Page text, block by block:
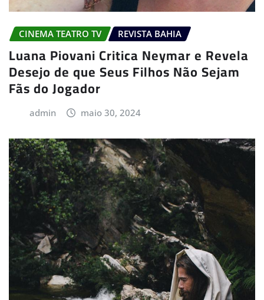
CINEMA TEATRO TV REVISTA BAHIA
Luana Piovani Critica Neymar e Revela
Desejo de que Seus Filhos Não Sejam
Fãs do Jogador
admin maio 30, 2024